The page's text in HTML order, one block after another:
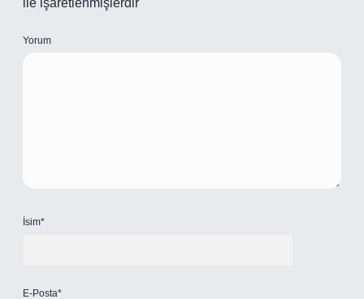
ile işaretlenmişlerdir
Yorum
İsim*
E-Posta*